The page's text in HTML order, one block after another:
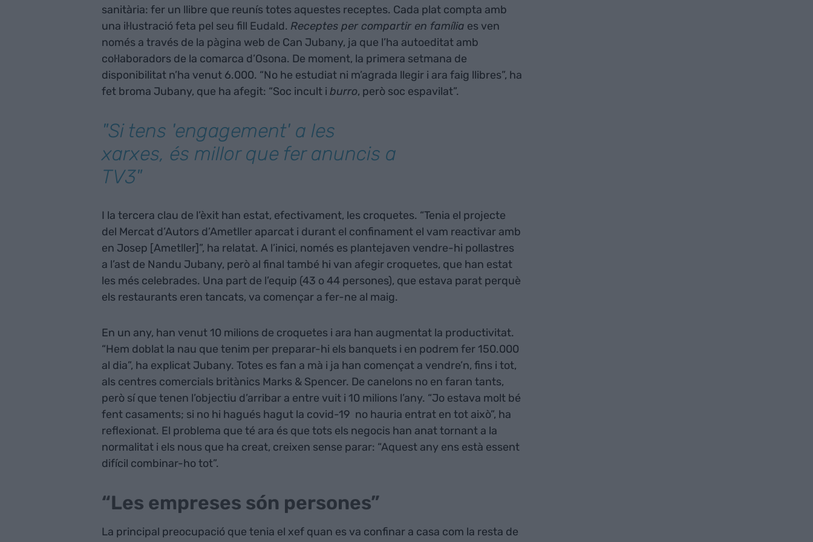
sanitària: fer un llibre que reunís totes aquestes receptes. Cada plat compta amb
una il·lustració feta pel seu fill Eudald. Receptes per compartir en família es ven
només a través de la pàgina web de Can Jubany, ja que l’ha autoeditat amb
col·laboradors de la comarca d’Osona. De moment, la primera setmana de
disponibilitat n’ha venut 6.000. “No he estudiat ni m’agrada llegir i ara faig llibres”, ha
fet broma Jubany, que ha afegit: “Soc incult i burro, però soc espavilat”.
"Si tens 'engagement' a les
xarxes, és millor que fer anuncis a
TV3"
I la tercera clau de l’èxit han estat, efectivament, les croquetes. “Tenia el projecte
del Mercat d’Autors d’Ametller aparcat i durant el confinament el vam reactivar amb
en Josep [Ametller]”, ha relatat. A l’inici, només es plantejaven vendre-hi pollastres
a l’ast de Nandu Jubany, però al final també hi van afegir croquetes, que han estat
les més celebrades. Una part de l’equip (43 o 44 persones), que estava parat perquè
els restaurants eren tancats, va començar a fer-ne al maig.
En un any, han venut 10 milions de croquetes i ara han augmentat la productivitat.
“Hem doblat la nau que tenim per preparar-hi els banquets i en podrem fer 150.000
al dia”, ha explicat Jubany. Totes es fan a mà i ja han començat a vendre’n, fins i tot,
als centres comercials britànics Marks & Spencer. De canelons no en faran tants,
però sí que tenen l’objectiu d’arribar a entre vuit i 10 milions l’any. “Jo estava molt bé
fent casaments; si no hi hagués hagut la covid-19 no hauria entrat en tot això”, ha
reflexionat. El problema que té ara és que tots els negocis han anat tornant a la
normalitat i els nous que ha creat, creixen sense parar: “Aquest any ens està essent
difícil combinar-ho tot”.
“Les empreses són persones”
La principal preocupació que tenia el xef quan es va confinar a casa com la resta de